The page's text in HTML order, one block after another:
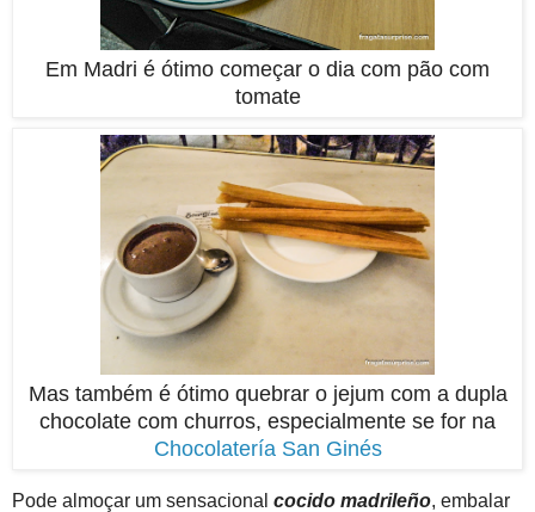
Em Madri é ótimo começar o dia com pão com
tomate
Mas também é ótimo quebrar o jejum com a dupla
chocolate com churros, especialmente se for na
Chocolatería San Ginés
Pode almoçar um sensacional cocido madrileño, embalar